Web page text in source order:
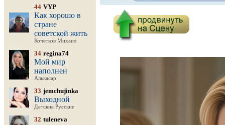
44 VYP
Как хорошо в
стране
советской жить
Кочетков Михаил
34 regina74
Мой мир
наполнен
Алькасар
33 jemchujinka
Выходной
Детские Русские
32 tuleneva